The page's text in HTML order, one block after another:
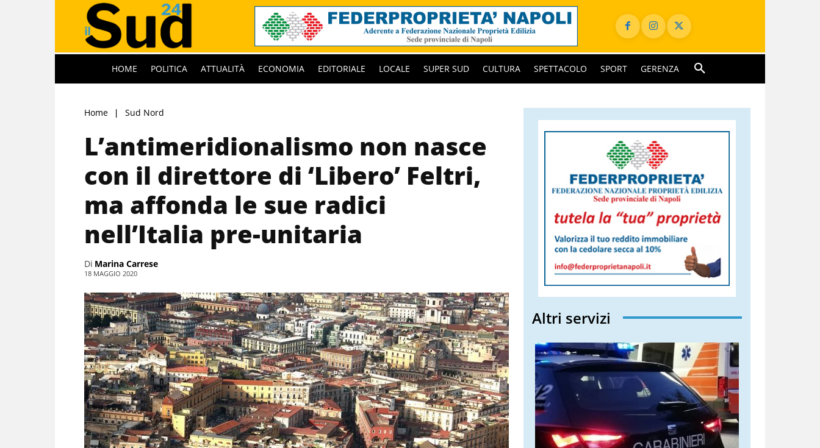
HOME POLITICA ATTUALITÀ ECONOMIA EDITORIALE LOCALE SUPER SUD CULTURA SPETTACOLO SPORT GERENZA
Home Sud Nord
L’antimeridionalismo non nasce
con il direttore di ‘Libero’ Feltri,
ma affonda le sue radici
nell’Italia pre-unitaria
Di Marina Carrese
18 MAGGIO 2020
Altri servizi